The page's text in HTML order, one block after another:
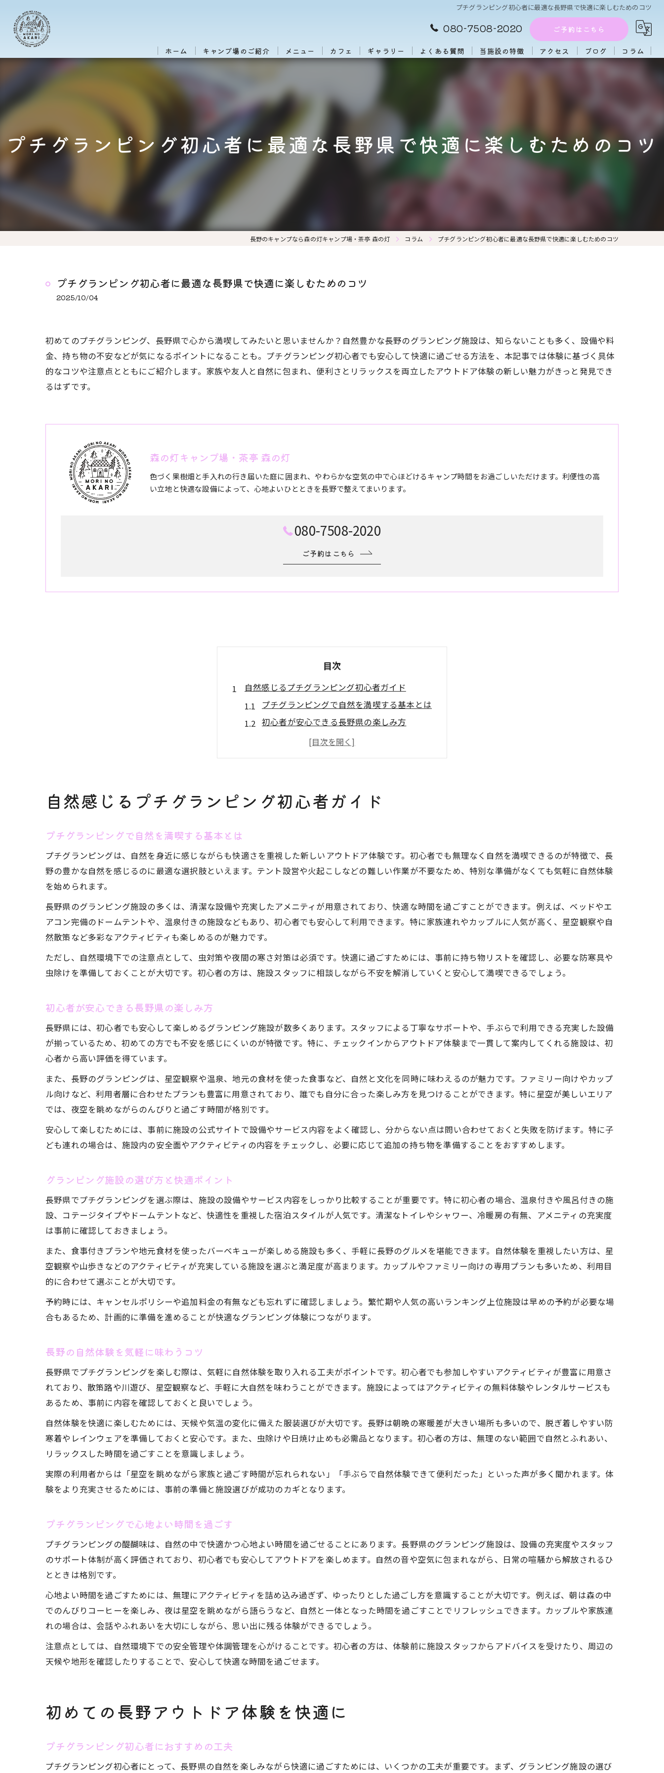
プチグランピング初心者に最適な長野県で快適に楽しむためのコツ
080-7508-2020 ご予約はこちら
ホーム キャンプ場のご紹介 メニュー カフェ ギャラリー よくある質問 当施設の特徴
大人数
アクセス ブログ コラム
プチグランピング初心者に最適な長野県で快適に楽しむためのコツ
長野のキャンプなら森の灯キャンプ場・茶亭 森の灯 コラム プチグランピング初心者に最適な長野県で快適に楽しむためのコツ
プチグランピング初心者に最適な長野県で快適に楽しむためのコツ
2025/10/04
初めてのプチグランピング、長野県で心から満喫してみたいと思いませんか？自然豊かな長野のグランピング施設は、知らないことも多く、設備や料
金、持ち物の不安などが気になるポイントになることも。プチグランピング初心者でも安心して快適に過ごせる方法を、本記事では体験に基づく具体
的なコツや注意点とともにご紹介します。家族や友人と自然に包まれ、便利さとリラックスを両立したアウトドア体験の新しい魅力がきっと発見でき
るはずです。
森の灯キャンプ場・茶亭 森の灯
色づく果樹畑と手入れの行き届いた庭に囲まれ、やわらかな空気の中で心ほどけるキャンプ時間をお過ごしいただけます。利便性の高
い立地と快適な設備によって、心地よいひとときを長野で整えてまいります。
080-7508-2020
ご予約はこちら
目次
自然感じるプチグランピング初心者ガイド
プチグランピングで自然を満喫する基本とは
初心者が安心できる長野県の楽しみ方
グランピング施設の選び方と快適ポイント
長野の自然体験を気軽に味わうコツ
初めての長野アウトドア体験を快適に
プチグランピング初心者におすすめの工夫
グランピング体験を快適に変える秘訣
初心者でも安心できるアウトドアの選択
ファミリーで安心のプチグランピング体験
子どもと一緒に楽しむ長野の自然
プチグランピング初心者にも優しい施設選び
長野ならではの設備が人気の理由
初心者でも安心な快適グランピング環境
施設選びで快適度が変わるポイント
星空の下で味わう初心者向け体験術
長野の夜を楽しむ初心者向けの工夫
手ぶらで安心プチグランピングのポイント
長野で気軽に楽しむグランピングの方法
自然感じるプチグランピング初心者ガイド
プチグランピングで自然を満喫する基本とは
プチグランピングは、自然を身近に感じながらも快適さを重視した新しいアウトドア体験です。初心者でも無理なく自然を満喫できるのが特徴で、長
野の豊かな自然を感じるのに最適な選択肢といえます。テント設営や火起こしなどの難しい作業が不要なため、特別な準備がなくても気軽に自然体験
を始められます。
長野県のグランピング施設の多くは、清潔な設備や充実したアメニティが用意されており、快適な時間を過ごすことができます。例えば、ベッドやエ
アコン完備のドームテントや、温泉付きの施設などもあり、初心者でも安心して利用できます。特に家族連れやカップルに人気が高く、星空観察や自
然散策など多彩なアクティビティも楽しめるのが魅力です。
ただし、自然環境下での注意点として、虫対策や夜間の寒さ対策は必須です。快適に過ごすためには、事前に持ち物リストを確認し、必要な防寒具や
虫除けを準備しておくことが大切です。初心者の方は、施設スタッフに相談しながら不安を解消していくと安心して満喫できるでしょう。
初心者が安心できる長野県の楽しみ方
長野県には、初心者でも安心して楽しめるグランピング施設が数多くあります。スタッフによる丁寧なサポートや、手ぶらで利用できる充実した設備
が揃っているため、初めての方でも不安を感じにくいのが特徴です。特に、チェックインからアウトドア体験まで一貫して案内してくれる施設は、初
心者から高い評価を得ています。
また、長野のグランピングは、星空観察や温泉、地元の食材を使った食事など、自然と文化を同時に味わえるのが魅力です。ファミリー向けやカップ
ル向けなど、利用者層に合わせたプランも豊富に用意されており、誰でも自分に合った楽しみ方を見つけることができます。特に星空が美しいエリア
では、夜空を眺めながらのんびりと過ごす時間が格別です。
安心して楽しむためには、事前に施設の公式サイトで設備やサービス内容をよく確認し、分からない点は問い合わせておくと失敗を防げます。特に子
ども連れの場合は、施設内の安全面やアクティビティの内容をチェックし、必要に応じて追加の持ち物を準備することをおすすめします。
グランピング施設の選び方と快適ポイント
長野県でプチグランピングを選ぶ際は、施設の設備やサービス内容をしっかり比較することが重要です。特に初心者の場合、温泉付きや風呂付きの施
設、コテージタイプやドームテントなど、快適性を重視した宿泊スタイルが人気です。清潔なトイレやシャワー、冷暖房の有無、アメニティの充実度
は事前に確認しておきましょう。
また、食事付きプランや地元食材を使ったバーベキューが楽しめる施設も多く、手軽に長野のグルメを堪能できます。自然体験を重視したい方は、星
空観察や山歩きなどのアクティビティが充実している施設を選ぶと満足度が高まります。カップルやファミリー向けの専用プランも多いため、利用目
的に合わせて選ぶことが大切です。
予約時には、キャンセルポリシーや追加料金の有無なども忘れずに確認しましょう。繁忙期や人気の高いランキング上位施設は早めの予約が必要な場
合もあるため、計画的に準備を進めることが快適なグランピング体験につながります。
長野の自然体験を気軽に味わうコツ
長野県でプチグランピングを楽しむ際は、気軽に自然体験を取り入れる工夫がポイントです。初心者でも参加しやすいアクティビティが豊富に用意さ
れており、散策路や川遊び、星空観察など、手軽に大自然を味わうことができます。施設によってはアクティビティの無料体験やレンタルサービスも
あるため、事前に内容を確認しておくと良いでしょう。
自然体験を快適に楽しむためには、天候や気温の変化に備えた服装選びが大切です。長野は朝晩の寒暖差が大きい場所も多いので、脱ぎ着しやすい防
寒着やレインウェアを準備しておくと安心です。また、虫除けや日焼け止めも必需品となります。初心者の方は、無理のない範囲で自然とふれあい、
リラックスした時間を過ごすことを意識しましょう。
実際の利用者からは「星空を眺めながら家族と過ごす時間が忘れられない」「手ぶらで自然体験できて便利だった」といった声が多く聞かれます。体
験をより充実させるためには、事前の準備と施設選びが成功のカギとなります。
プチグランピングで心地よい時間を過ごす
プチグランピングの醍醐味は、自然の中で快適かつ心地よい時間を過ごせることにあります。長野県のグランピング施設は、設備の充実度やスタッフ
のサポート体制が高く評価されており、初心者でも安心してアウトドアを楽しめます。自然の音や空気に包まれながら、日常の喧騒から解放されるひ
とときは格別です。
心地よい時間を過ごすためには、無理にアクティビティを詰め込み過ぎず、ゆったりとした過ごし方を意識することが大切です。例えば、朝は森の中
でのんびりコーヒーを楽しみ、夜は星空を眺めながら語らうなど、自然と一体となった時間を過ごすことでリフレッシュできます。カップルや家族連
れの場合は、会話やふれあいを大切にしながら、思い出に残る体験ができるでしょう。
注意点としては、自然環境下での安全管理や体調管理を心がけることです。初心者の方は、体験前に施設スタッフからアドバイスを受けたり、周辺の
天候や地形を確認したりすることで、安心して快適な時間を過ごせます。
初めての長野アウトドア体験を快適に
プチグランピング初心者におすすめの工夫
プチグランピング初心者にとって、長野県の自然を楽しみながら快適に過ごすためには、いくつかの工夫が重要です。まず、グランピング施設の選び